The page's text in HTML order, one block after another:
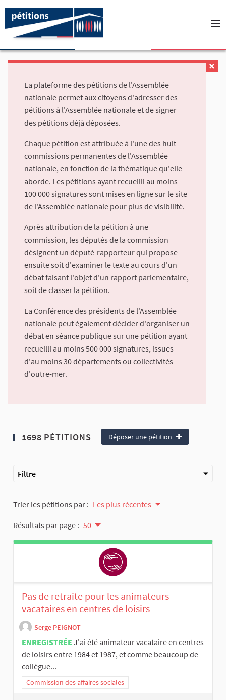
La plateforme des pétitions de l'Assemblée
nationale permet aux citoyens d'adresser des
pétitions à l'Assemblée nationale et de signer
des pétitions déjà déposées.
Chaque pétition est attribuée à l'une des huit
commissions permanentes de l'Assemblée
nationale, en fonction de la thématique qu'elle
aborde. Les pétitions ayant recueilli au moins
100 000 signatures sont mises en ligne sur le site
de l'Assemblée nationale pour plus de visibilité.
Après attribution de la pétition à une
commission, les députés de la commission
désignent un député-rapporteur qui propose
ensuite soit d'examiner le texte au cours d'un
débat faisant l'objet d'un rapport parlementaire,
soit de classer la pétition.
La Conférence des présidents de l'Assemblée
nationale peut également décider d'organiser un
débat en séance publique sur une pétition ayant
recueilli au moins 500 000 signatures, issues
d'au moins 30 départements ou collectivités
d'outre-mer.
1698 PÉTITIONS Déposer une pétition
Filtre
Trier les pétitions par : Les plus récentes
Résultats par page : 50
Pas de retraite pour les animateurs
vacataires en centres de loisirs
Serge PEIGNOT
ENREGISTRÉE J'ai été animateur vacataire en centres
de loisirs entre 1984 et 1987, et comme beaucoup de
collègue...
Commission des affaires sociales